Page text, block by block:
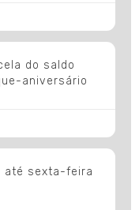
do saldo
aniversário
até sexta-feira